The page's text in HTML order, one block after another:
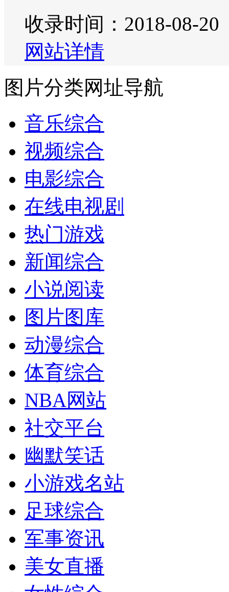
收录时间：2018-08-20
网站详情
图片分类网址导航
音乐综合
视频综合
电影综合
在线电视剧
热门游戏
新闻综合
小说阅读
图片图库
动漫综合
体育综合
NBA网站
社交平台
幽默笑话
小游戏名站
足球综合
军事资讯
美女直播